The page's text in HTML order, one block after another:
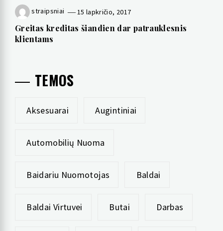
straipsniai 15 lapkričio, 2017
Greitas kreditas šiandien dar patrauklesnis
klientams
TEMOS
Aksesuarai Augintiniai
Automobilių Nuoma
Baidariu Nuomotojas Baldai
Baldai Virtuvei Butai Darbas